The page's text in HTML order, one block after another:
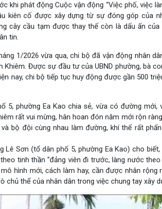
khi phát động Cuộc vận động “Việc phố, việc
kiên cố được xây dựng từ sự đóng góp của
cây cầu tạm được thay thế còn là dấu ấn
tin.
1/2026 vừa qua, chi bộ đã vận động nhân
Khiêm. Được sự đầu tư của UBND phường, bà
nay, chi bộ tiếp tục huy động được gần 500
5, phường Ea Kao chia sẻ, vừa có đường
rất vui mừng, hân hoan đón năm mới rộn
bộ đội cùng nhau làm đường, khí thế rất
Lê Sơn (tổ dân phố 5, phường Ea Kao) cho
tinh thần “đảng viên đi trước, làng nước
mô hình mới, cách làm hay, cần được nhân
chủ thể của nhân dân trong việc chung tay xây